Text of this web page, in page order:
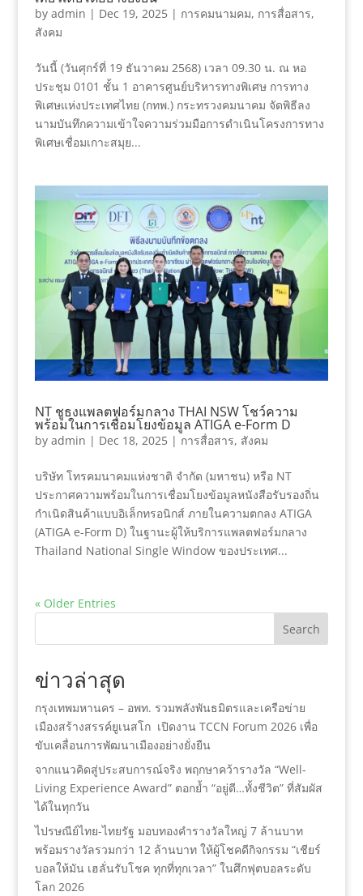
by admin | Dec 19, 2025| การคมนามคม, การสื่อสาร,
สังคม
วันนี้ (วันศุกร์ที่ 19 ธันวาคม 2568) เวลา 09.30 น. ณ หอ
ประชุม 0101 ชั้น 1 อาคารศูนย์บริหารทางพิเศษ การทาง
พิเศษแห่งประเทศไทย (กทพ.) กระทรวงคมนาคม จัดพิธีลง
นามบันทึกความเข้าใจความร่วมมือการดำเนินโครงการทาง
พิเศษเชื่อมเกาะสมุย...
NT ชูธงแพลตฟอร์มกลาง THAI NSW โชว์ความ
พร้อมในการเชื่อมโยงข้อมูล ATIGA e-Form D
by admin | Dec 18, 2025| การสื่อสาร, สังคม
​บริษัท โทรคมนาคมแห่งชาติ จำกัด (มหาชน) หรือ NT
ประกาศความพร้อมในการเชื่อมโยงข้อมูลหนังสือรับรองถิ่น
กำเนิดสินค้าแบบอิเล็กทรอนิกส์ ภายในความตกลง ATIGA
(ATIGA e-Form D) ในฐานะผู้ให้บริการแพลตฟอร์มกลาง
Thailand National Single Window ของประเทศ...
« Older Entries
Search
ข่าวล่าสุด
กรุงเทพมหานคร – อพท. รวมพลังพันธมิตรและเครือข่าย
เมืองสร้างสรรค์ยูเนสโก เปิดงาน TCCN Forum 2026 เพื่อ
ขับเคลื่อนการพัฒนาเมืองอย่างยั่งยืน
จากแนวคิดสู่ประสบการณ์จริง พฤกษาคว้ารางวัล “Well-
Living Experience Award” ตอกย้ำ “อยู่ดี…ทั้งชีวิต” ที่สัมผัส
ได้ในทุกวัน
ไปรษณีย์ไทย-ไทยรัฐ มอบทองคำรางวัลใหญ่ 7 ล้านบาท
พร้อมรางวัลรวมกว่า 12 ล้านบาท ให้ผู้โชคดีกิจกรรม “เชียร์
บอลให้มัน เฮลั่นรับโชค ทุกที่ทุกเวลา” ในศึกฟุตบอลระดับ
โลก 2026